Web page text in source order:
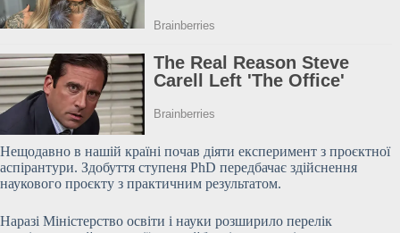
Нещодавно в нашій країні почав діяти експеримент з проєктної
аспірантури. Здобуття ступеня PhD передбачає здійснення
наукового проєкту з практичним результатом.
Наразі Міністерство освіти і науки розширило перелік